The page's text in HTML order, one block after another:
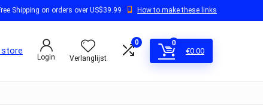
Shipping on orders over US$39.99 How to make these links
Login Verlanglijst
0 0
€0.00